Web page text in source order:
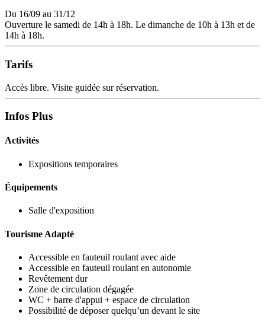
Du 16/09 au 31/12
Ouverture le samedi de 14h à 18h. Le dimanche de 10h à 13h et de
14h à 18h.
Tarifs
Accès libre. Visite guidée sur réservation.
Infos Plus
Activités
Expositions temporaires
Équipements
Salle d'exposition
Tourisme Adapté
Accessible en fauteuil roulant avec aide
Accessible en fauteuil roulant en autonomie
Revêtement dur
Zone de circulation dégagée
WC + barre d'appui + espace de circulation
Possibilité de déposer quelqu’un devant le site